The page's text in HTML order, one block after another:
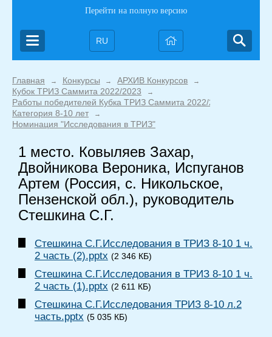
Перейти на полную версию
RU
Главная → Конкурсы → АРХИВ Конкурсов →
Кубок ТРИЗ Саммита 2022/2023 →
Работы победителей Кубка ТРИЗ Саммита 2022/2023
Категория 8-10 лет →
Номинация "Исследования в ТРИЗ"
1 место. Ковыляев Захар,
Двойникова Вероника, Испуганов
Артем (Россия, с. Никольское,
Пензенской обл.), руководитель
Стешкина С.Г.
Стешкина С.Г.Исследования в ТРИЗ 8-10 1 ч.
2 часть (2).pptx (2 346 КБ)
Стешкина С.Г.Исследования в ТРИЗ 8-10 1 ч.
2 часть (1).pptx (2 611 КБ)
Стешкина С.Г.Исследования ТРИЗ 8-10 л.2
часть.pptx (5 035 КБ)